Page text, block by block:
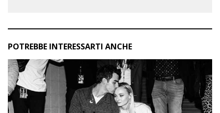
POTREBBE INTERESSARTI ANCHE